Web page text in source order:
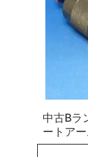
中古Bラ
ートア